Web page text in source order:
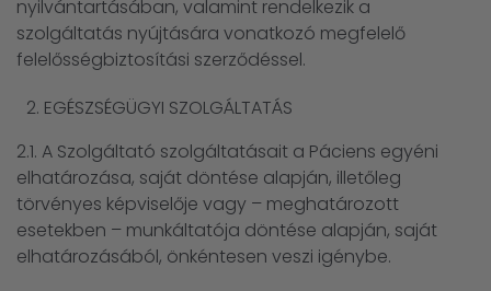
nyilvántartásában, valamint rendelkezik a
szolgáltatás nyújtására vonatkozó megfelelő
felelősségbiztosítási szerződéssel.
EGÉSZSÉGÜGYI SZOLGÁLTATÁS
2.1. A Szolgáltató szolgáltatásait a Páciens egyéni
elhatározása, saját döntése alapján, illetőleg
törvényes képviselője vagy – meghatározott
esetekben – munkáltatója döntése alapján, saját
elhatározásából, önkéntesen veszi igénybe.